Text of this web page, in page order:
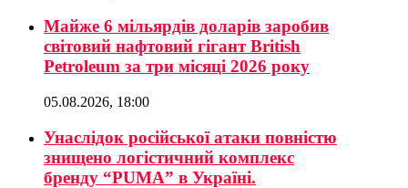
Майже 6 мільярдів доларів заробив
світовий нафтовий гігант British
Petroleum за три місяці 2026 року
05.08.2026, 18:00
Унаслідок російської атаки повністю
знищено логістичний комплекс
бренду “PUMA” в Україні.